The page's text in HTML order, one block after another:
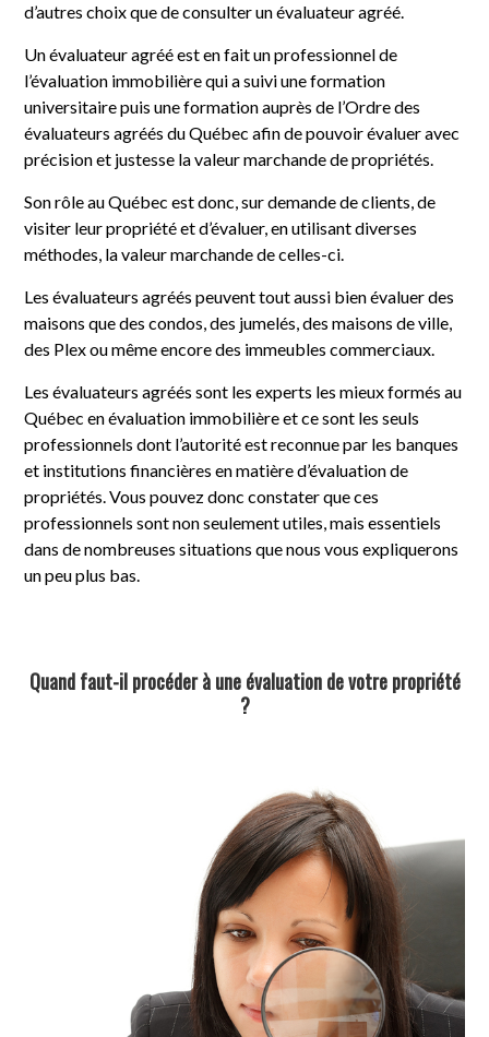
d’autres choix que de consulter un évaluateur agréé.
Un évaluateur agréé est en fait un professionnel de
l’évaluation immobilière qui a suivi une formation
universitaire puis une formation auprès de l’Ordre des
évaluateurs agréés du Québec afin de pouvoir évaluer avec
précision et justesse la valeur marchande de propriétés.
Son rôle au Québec est donc, sur demande de clients, de
visiter leur propriété et d’évaluer, en utilisant diverses
méthodes, la valeur marchande de celles-ci.
Les évaluateurs agréés peuvent tout aussi bien évaluer des
maisons que des condos, des jumelés, des maisons de ville,
des Plex ou même encore des immeubles commerciaux.
Les évaluateurs agréés sont les experts les mieux formés au
Québec en évaluation immobilière et ce sont les seuls
professionnels dont l’autorité est reconnue par les banques
et institutions financières en matière d’évaluation de
propriétés. Vous pouvez donc constater que ces
professionnels sont non seulement utiles, mais essentiels
dans de nombreuses situations que nous vous expliquerons
un peu plus bas.
Quand faut-il procéder à une évaluation de votre propriété
?